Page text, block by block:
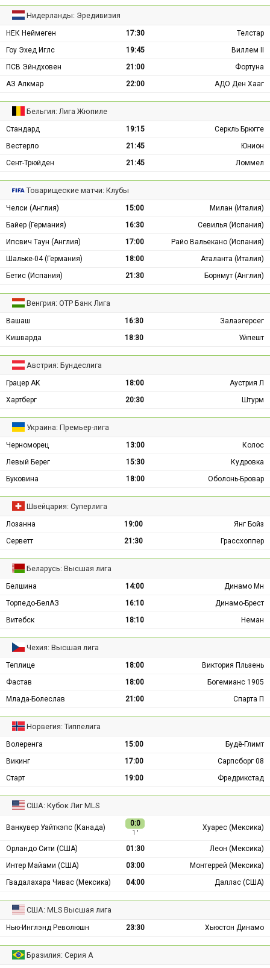
Нидерланды: Эредивизия
НЕК Неймеген 17:30
Телстар
Гоу Эхед Иглс
19:45
Виллем II
ПСВ Эйндховен
21:00
Фортуна
АЗ Алкмар
22:00 АДО Ден Хааг
Бельгия: Лига Жюпиле
Стандард 19:15
Серкль Брюгге
Вестерло
21:45
Юнион
Сент-Трюйден
21:45 Ломмел
Товарищеские матчи: Клубы
Челси (Англия) 15:00
Милан (Италия)
Байер (Германия)
16:30
Севилья (Испания)
Ипсвич Таун (Англия)
17:00
Райо Вальекано (Испания)
Шальке-04 (Германия)
18:00
Аталанта (Италия)
Бетис (Испания)
21:30 Борнмут (Англия)
Венгрия: ОТР Банк Лига
Вашаш 16:30
Залаэгерсег
Кишварда
18:30 Уйпешт
Австрия: Бундеслига
Грацер АК 18:00
Аустрия Л
Хартберг
20:30 Штурм
Украина: Премьер-лига
Черноморец 13:00
Колос
Левый Берег
15:30
Кудровка
Буковина
18:00 Оболонь-Бровар
Швейцария: Суперлига
Лозанна 19:00
Янг Бойз
Серветт
21:30 Грассхоппер
Беларусь: Высшая лига
Белшина 14:00
Динамо Мн
Торпедо-БелАЗ
16:10
Динамо-Брест
Витебск
18:10 Неман
Чехия: Высшая лига
Теплице 18:00
Виктория Пльзень
Фастав
18:00
Богемианс 1905
Млада-Болеслав
21:00 Спарта П
Норвегия: Типпелига
Волеренга 15:00
Будё-Глимт
Викинг
17:00
Сарпсборг 08
Старт
19:00 Фредрикстад
США: Кубок Лиг MLS
Ванкувер Уайткэпс (Канада) 0:0
1 ′
Хуарес (Мексика)
Орландо Сити (США) 01:30
Леон (Мексика)
Интер Майами (США)
03:00
Монтеррей (Мексика)
Гвадалахара Чивас (Мексика)
04:00 Даллас (США)
США: MLS Высшая лига
Нью-Инглэнд Революшн 23:30 Хьюстон Динамо
Бразилия: Серия А